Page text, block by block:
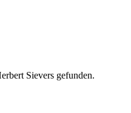
Sievers gefunden.